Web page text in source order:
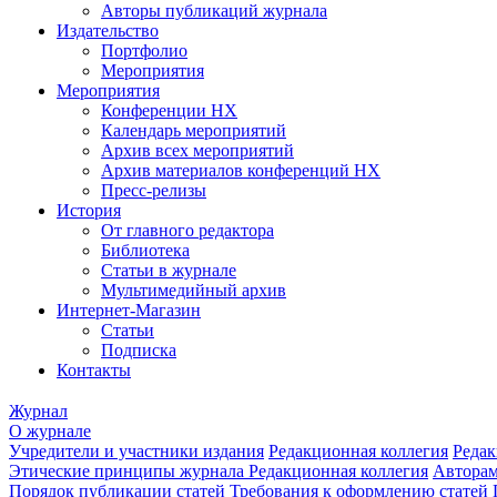
Авторы публикаций журнала
Издательство
Портфолио
Мероприятия
Мероприятия
Конференции НХ
Календарь мероприятий
Архив всех мероприятий
Архив материалов конференций НХ
Пресс-релизы
История
От главного редактора
Библиотека
Статьи в журнале
Мультимедийный архив
Интернет-Магазин
Статьи
Подписка
Контакты
Журнал
О журнале
Учредители и участники издания Редакционная коллегия
Этические принципы журнала Редакционная коллегия
Порядок публикации статей Требования к оформлению статей